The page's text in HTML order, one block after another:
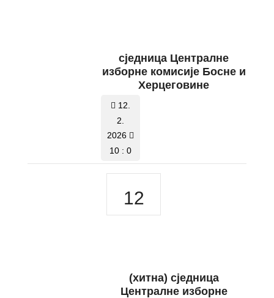
сједницa Централне
изборне комисије Босне и
Херцеговине
12.
2.
2026
10 : 0
12
(хитна) сједница
Централне изборне